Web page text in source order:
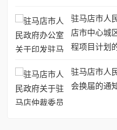
驻马店市人
店市中心城
程项目计划
驻马店市人
会换届的通